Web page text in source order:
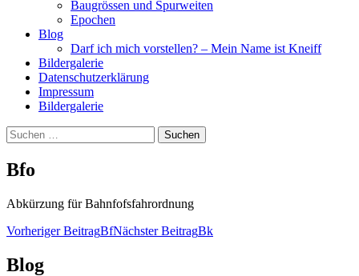
Baugrössen und Spurweiten
Epochen
Blog
Darf ich mich vorstellen? – Mein Name ist Kneiff
Bildergalerie
Datenschutzerklärung
Impressum
Bildergalerie
Suchen
nach:
Bfo
Abkürzung für Bahnfofsfahrordnung
Beitragsnavigation
Vorheriger BeitragBfNächster BeitragBk
Blog